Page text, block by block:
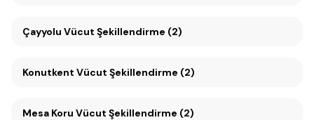
Çayyolu Vücut Şekillendirme (2)
Konutkent Vücut Şekillendirme (2)
Mesa Koru Vücut Şekillendirme (2)